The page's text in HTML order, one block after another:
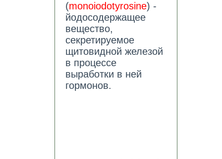
(monoiodotyrosine) -
йодосодержащее
вещество,
секретируемое
щитовидной железой
в процессе
выработки в ней
гормонов.